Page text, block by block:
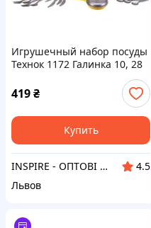
Игрушечный набор посуды
Технок 1172 Галинка 10, 28
419₴
Купить
INSPIRE - ОПТОВІ ПРОДАЖІ ТА БЕЗГОТІВКА ДЛЯ БІЗНЕСУ
4.5
Львов